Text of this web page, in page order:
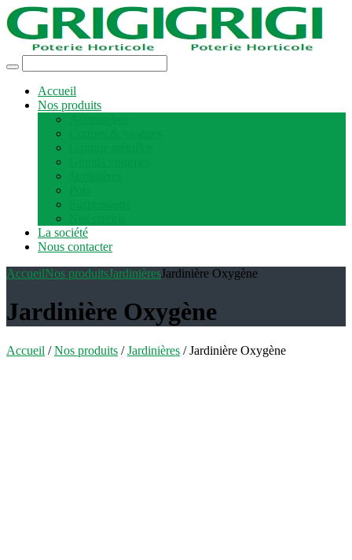
Accueil
Nos produits
La société
Nous contacter
AccueilNos produitsJardinièresJardinière Oxygène
Jardinière Oxygène
Accueil /Nos produits /Jardinières / Jardinière Oxygène